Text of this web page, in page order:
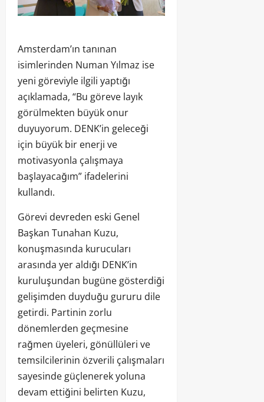
Amsterdam’ın tanınan
isimlerinden Numan Yılmaz ise
yeni göreviyle ilgili yaptığı
açıklamada, “Bu göreve layık
görülmekten büyük onur
duyuyorum. DENK’in geleceği
için büyük bir enerji ve
motivasyonla çalışmaya
başlayacağım” ifadelerini
kullandı.
Görevi devreden eski Genel
Başkan Tunahan Kuzu,
konuşmasında kurucuları
arasında yer aldığı DENK’in
kuruluşundan bugüne gösterdiği
gelişimden duyduğu gururu dile
getirdi. Partinin zorlu
dönemlerden geçmesine
rağmen üyeleri, gönüllüleri ve
temsilcilerinin özverili çalışmaları
sayesinde güçlenerek yoluna
devam ettiğini belirten Kuzu,